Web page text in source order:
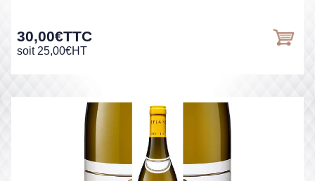
30,00€TTC
soit 25,00€HT